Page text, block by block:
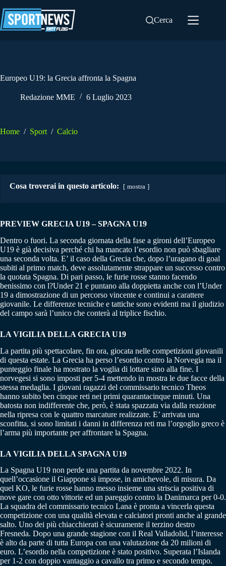
al
contenuto
Cerca
Europeo U19: la Grecia affronta la Spagna
Redazione MME 6 Luglio 2023
Home / Sport / Calcio
Cosa troverai in questo articolo: mostra
PREVIEW GRECIA U19 – SPAGNA U19
Dentro o fuori. La seconda giornata della fase a gironi dell’Europeo
U19 è già decisiva perché chi ha mancato l’esordio non può sbagliare
una seconda volta. E’ il caso della Grecia che, dopo l’uragano di goal
subiti al primo match, deve assolutamente strappare un successo contro
la quotata Spagna. Di pari passo, le furie rosse stanno facendo
benissimo con l?Under 21 e puntano alla doppietta anche con l’Under
19 a dimostrazione di un percorso vincente e continui a carattere
giovanile. Le differenze tecniche e tattiche sono evidenti ma il giudizio
del campo sarà l’unico che conterà al triplice fischio.
LA VIGILIA DELLA GRECIA U19
La partita più spettacolare, fin ora, giocata nelle competizioni giovanili
di questa estate. La Grecia ha perso l’esordio contro la Norvegia ma il
punteggio finale ha mostrato la voglia di lottare sino alla fine. I
norvegesi si sono imposti per 5-4 mettendo in mostra le due facce della
stessa medaglia. I giovani ragazzi del commissario tecnico Theos
hanno subito ben cinque reti nei primi quarantacinque minuti. Una
batosta non indifferente che, però, è stata spazzata via dalla reazione
nella ripresa con le quattro marcature realizzate. E’ arrivata una
sconfitta, si sono limitati i danni in differenza reti ma l’orgoglio greco è
l’arma più importante per affrontare la Spagna.
LA VIGILIA DELLA SPAGNA U19
La Spagna U19 non perde una partita da novembre 2022. In
quell’occasione il Giappone si impose, in amichevole, di misura. Da
quel KO, le furie rosse hanno messo insieme una striscia positiva di
nove gare con otto vittorie ed un pareggio contro la Danimarca per 0-0.
La squadra del commissario tecnico Lana è pronta a vincerla questa
competizione con una qualità elevata e calciatori pronti anche al grande
salto. Uno dei più chiacchierati è sicuramente il terzino destro
Fresneda. Dopo una grande stagione con il Real Valladolid, l’interesse
è alto da parte di tutta Europa con una valutazione da 20 milioni di
euro. L’esordio nella competizione è stato positivo. Superata l’Islanda
per 1-2 con doppio vantaggio a cavallo tra primo e secondo tempo.